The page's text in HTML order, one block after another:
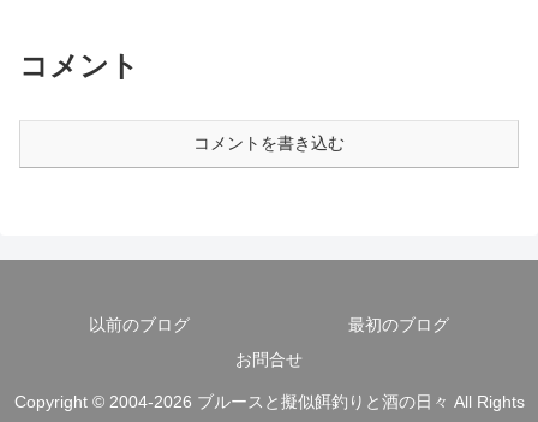
コメント
コメントを書き込む
以前のブログ
最初のブログ
お問合せ
Copyright © 2004-2026 ブルースと擬似餌釣りと酒の日々 All Rights